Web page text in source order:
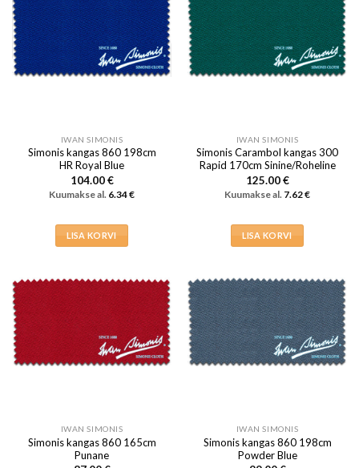
IWAN SIMONIS
Simonis kangas 860 198cm
HR Royal Blue
104.00€
Kuumakse al. 6.34€
LISA KORVI
IWAN SIMONIS
Simonis Carambol kangas 300
Rapid 170cm Sinine/Roheline
125.00€
Kuumakse al. 7.62€
LISA KORVI
IWAN SIMONIS
Simonis kangas 860 165cm
Punane
IWAN SIMONIS
Simonis kangas 860 198cm
Powder Blue